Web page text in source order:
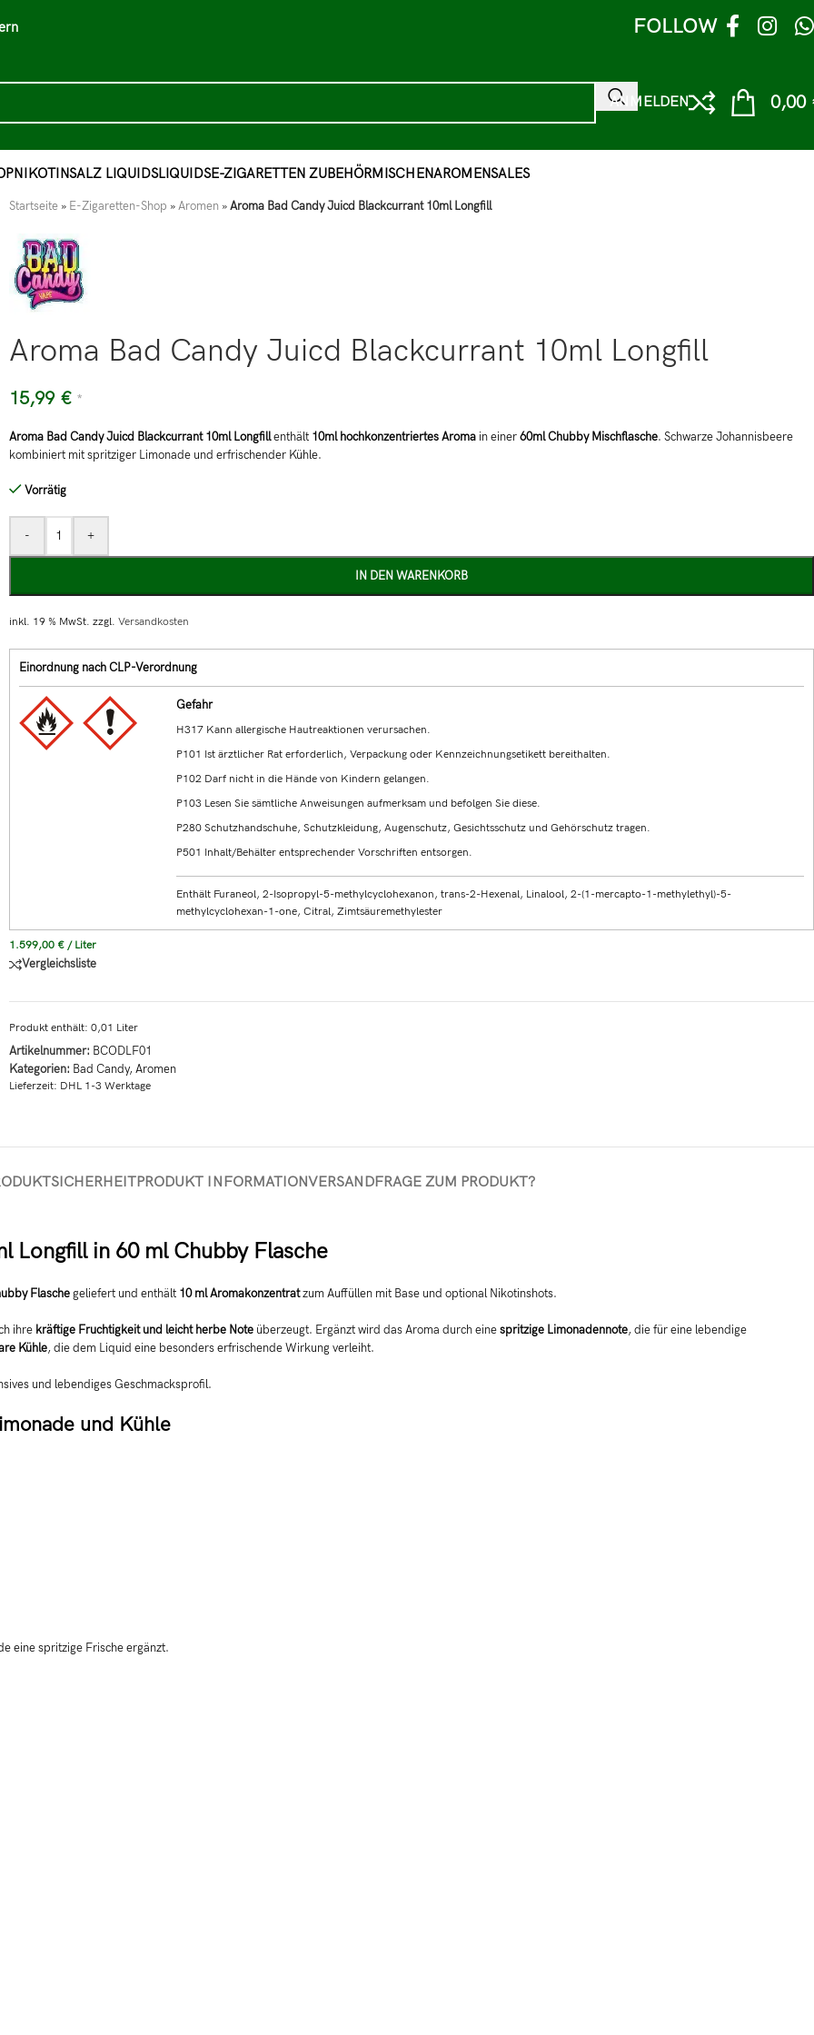
FOLLOW
ANMELDEN 0,00
NIKOTINSALZ LIQUIDSLIQUIDSE-ZIGARETTEN ZUBEHÖRMISCHENAROMENSALES
Startseite » E-Zigaretten-Shop »Aromen »Aroma Bad Candy Juicd Blackcurrant 10ml Longfill
Aroma Bad Candy Juicd Blackcurrant 10ml Longfill
15,99 € *
Aroma Bad Candy Juicd Blackcurrant 10ml Longfillenthält 10ml hochkonzentriertes Aroma in einer60ml Chubby Mischflasche. Schwarze Johannisbeere
kombiniert mit spritziger Limonade und erfrischender Kühle.
Vorrätig
- +
IN DEN WARENKORB
inkl. 19 % MwSt. zzgl. Versandkosten
Einordnung nach CLP-Verordnung
Gefahr
H317 Kann allergische Hautreaktionen verursachen.
P101 Ist ärztlicher Rat erforderlich, Verpackung oder Kennzeichnungsetikett bereithalten.
P102 Darf nicht in die Hände von Kindern gelangen.
P103 Lesen Sie sämtliche Anweisungen aufmerksam und befolgen Sie diese.
P280 Schutzhandschuhe, Schutzkleidung, Augenschutz, Gesichtsschutz und Gehörschutz tragen.
P501 Inhalt/Behälter entsprechender Vorschriften entsorgen.
Enthält Furaneol, 2-Isopropyl-5-methylcyclohexanon, trans-2-Hexenal, Linalool, 2-(1-mercapto-1-methylethyl)-5-
methylcyclohexan-1-one, Citral, Zimtsäuremethylester
1.599,00 € / Liter
Vergleichsliste
Produkt enthält: 0,01 Liter
Artikelnummer: BCODLF01
Kategorien: Bad Candy,Aromen
Lieferzeit: DHL 1-3 Werktage
PRODUKT INFORMATIONVERSANDFRAGE ZUM PRODUKT?
Longfill in 60 ml Chubby Flasche
Flaschegeliefert und enthält 10 ml Aromakonzentratzum Auffüllen mit Base und optional Nikotinshots.
ihre kräftige Fruchtigkeit und leicht herbe Note überzeugt. Ergänzt wird das Aroma durch einespritzige Limonadennote, die für eine lebendige
Kühle, die dem Liquid eine besonders erfrischende Wirkung verleiht.
und lebendiges Geschmacksprofil.
und Kühle
eine spritzige Frische ergänzt.